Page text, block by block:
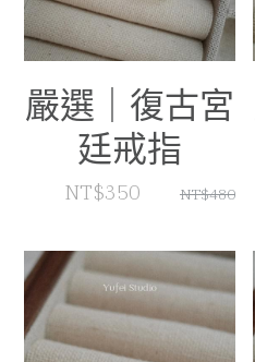
嚴選｜復古宮
廷戒指
NT$350 NT$480